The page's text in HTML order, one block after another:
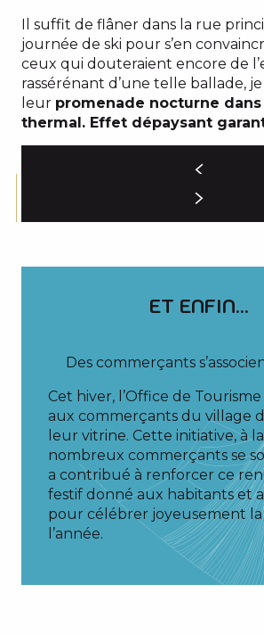
Il suffit de flâner dans la rue
journée de ski pour s’en
ceux qui douteraient encore de
rassérénant d’une telle ballade,
leur promenade nocturne
thermal. Effet dépaysant
ET ENFIN...
Des commerçants
Cet hiver, l’Office de
aux commerçants du village
leur vitrine. Cette initiative, à
nombreux commerçants se
a contribué à renforcer ce
festif donné aux habitants et
pour célébrer joyeusement
l’année.